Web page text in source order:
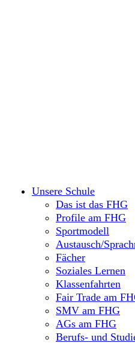
Unsere Schule
Das ist das FHG
Profile am FHG
Sportmodell
Austausch/
Fächer
Soziales Lernen
Klassenfahrten
Fair Trade am
SMV am FHG
AGs am FHG
Berufs- und